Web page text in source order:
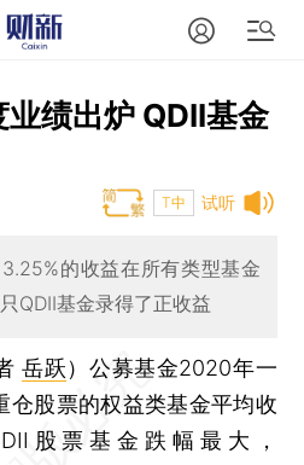
绩出炉 QDII基金
试听
T中
的收益在所有类型基金
QDII基金录得了正收益
岳跃） 公募基金2020年一
仓股票的权益类基金平均收
股票基金跌幅最大，